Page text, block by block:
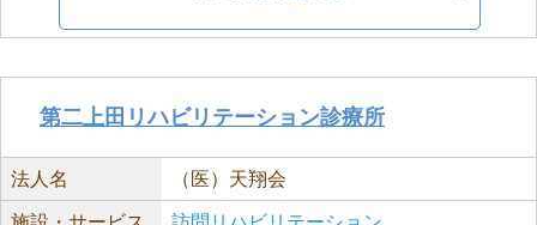
第二上田リハビリテーション診療所
法人名 （医）天翔会